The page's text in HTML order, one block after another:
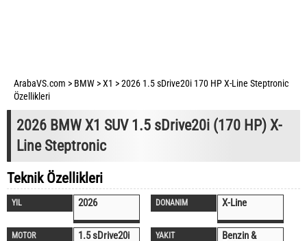
ArabaVS.com > BMW >X1 >2026 1.5 sDrive20i 170 HP X-Line Steptronic
Özellikleri
2026 BMW X1 SUV 1.5 sDrive20i (170 HP) X-
Line Steptronic
Teknik Özellikleri
YIL 2026 DONANIM X-Line
MOTOR 1.5 sDrive20i YAKIT
Benzin &